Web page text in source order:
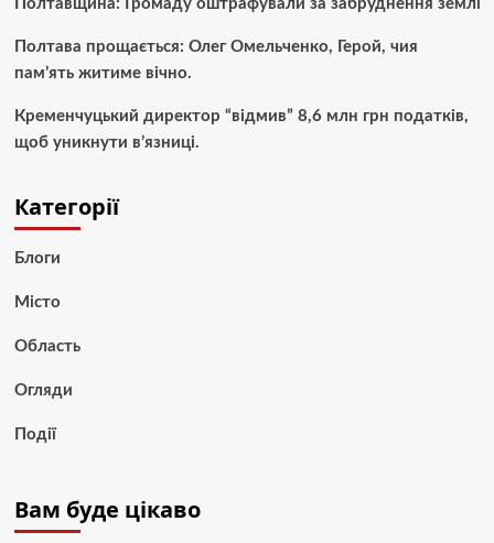
Полтавщина: Громаду оштрафували за забруднення землі
Полтава прощається: Олег Омельченко, Герой, чия
пам’ять житиме вічно.
Кременчуцький директор “відмив” 8,6 млн грн податків,
щоб уникнути в’язниці.
Категорії
Блоги
Місто
Область
Огляди
Події
Вам буде цікаво